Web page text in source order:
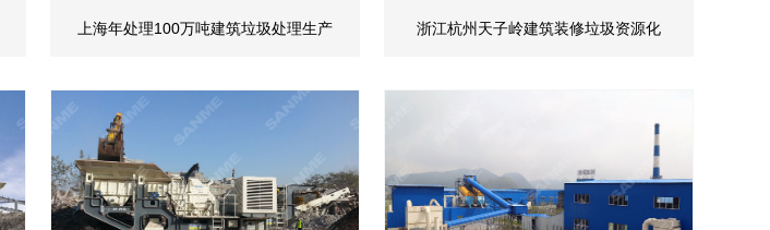
上海年处理100万吨建筑垃圾处理生产 浙江杭州天子岭建筑装修垃圾资源化